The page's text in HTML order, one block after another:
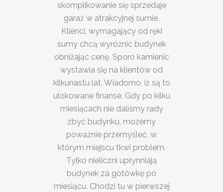
skomplikowanie się sprzedaje
garaż w atrakcyjnej sumie.
Klienci, wymagający od ręki
sumy chcą wyróżnić budynek
obniżając cenę. Sporo kamienic
wystawia się na klientów od
kilkunastu lat. Wiadomo, iż są to
ulokowane finanse. Gdy po kilku
miesiącach nie daliśmy rady
zbyć budynku, możemy
poważnie przemyśleć, w
którym miejscu tkwi problem.
Tylko nieliczni upłynniają
budynek za gotówkę po
miesiącu. Chodzi tu w pierwszej